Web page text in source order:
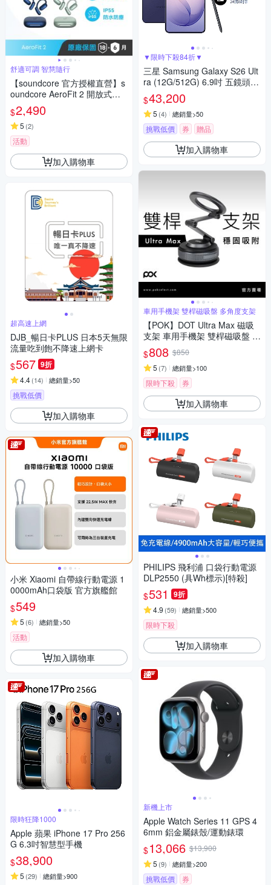
舒適可調 智慧隨行
【soundcore 官方授權直營】s
oundcore AeroFit 2 開放式藍
牙耳機
$2,490
5 (2)
活動
加入購物車
超高速上網
DJB_暢日卡PLUS 日本5天無限
流量吃到飽不降速上網卡
$567 9折
4.4(14) 總銷量>50
挑戰低價
加入購物車
小米 Xiaomi 自帶線行動電源 1
0000mAh口袋版 官方旗艦館
$549
5 (6) 總銷量>50
活動
加入購物車
限時狂降1000
Apple 蘋果 iPhone 17 Pro 256
G 6.3吋智慧型手機
$38,900
5 (29) 總銷量>900
▼限時下殺84折▼
三星 Samsung Galaxy S26 Ult
ra (12G/512G) 6.9吋 五鏡頭智
慧手機
$43,200
5 (4) 總銷量>50
挑戰低價 券 贈品
加入購物車
車用手機架 雙桿磁吸盤 多角度支架
【POK】DOT Ultra Max 磁吸
支架 車用手機架 雙桿磁吸盤 多
角度支架
$808 $850
5 (7) 總銷量>100
限時下殺 券
加入購物車
PHILIPS 飛利浦 口袋行動電源
DLP2550 (具Wh標示)[特殺]
$531 9折
4.9 (59) 總銷量>500
限時下殺
加入購物車
新機上市
Apple Watch Series 11 GPS 4
6mm 鋁金屬錶殼/運動錶環
$13,066 $13,900
5 (9) 總銷量>200
挑戰低價 券